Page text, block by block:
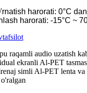
harorati: 0°C
harorati: -15°C ~
tafsilot